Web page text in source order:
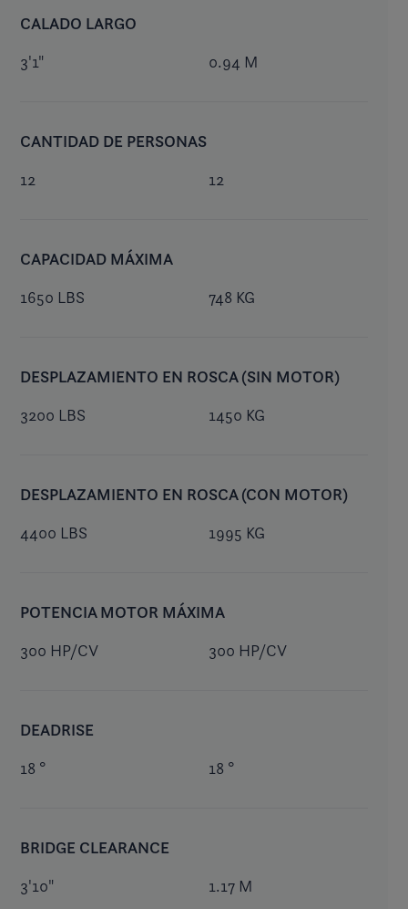
CALADO LARGO
3'1" 0.94 M
CANTIDAD DE PERSONAS
12 12
CAPACIDAD MÁXIMA
1650 LBS 748 KG
DESPLAZAMIENTO EN ROSCA (SIN MOTOR)
3200 LBS 1450 KG
DESPLAZAMIENTO EN ROSCA (CON MOTOR)
4400 LBS 1995 KG
POTENCIA MOTOR MÁXIMA
300 HP/CV 300 HP/CV
DEADRISE
18 ° 18 °
BRIDGE CLEARANCE
3'10" 1.17 M